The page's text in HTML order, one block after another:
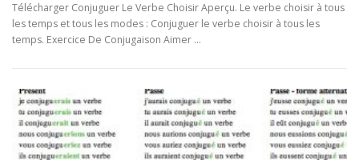
Télécharger Conjuguer Le Verbe Choisir Aperçu. Le verbe choisir à tous
les temps et tous les modes : Conjuguer le verbe choisir à tous les
temps. Exercice De Conjugaison Aimer …